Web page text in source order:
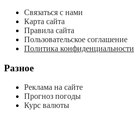
Связаться с нами
Карта сайта
Правила сайта
Пользовательское соглашение
Политика конфиденциальности
Разное
Реклама на сайте
Прогноз погоды
Курс валюты